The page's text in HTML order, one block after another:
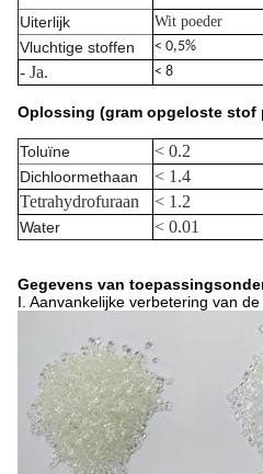
Uiterlijk Wit poeder
Vluchtige stoffen < 0,5%
- Ja. < 8
Oplossing (gram opgeloste stof
Toluïne < 0.2
Dichloormethaan
< 1.4
Tetrahydrofuraan
< 1.2
Water < 0.01
Gegevens van
I. Aanvankelijke verbetering van